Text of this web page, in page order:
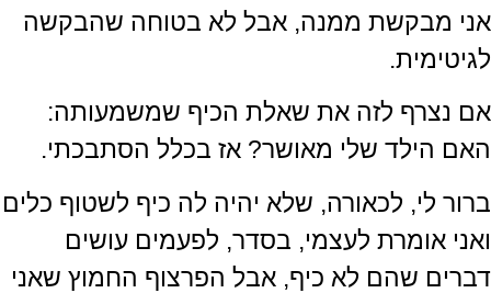
אני מבקשת ממנה, אבל לא בטוחה שהבקשה
לגיטימית.
אם נצרף לזה את שאלת הכיף שמשמעותה:
האם הילד שלי מאושר? אז בכלל הסתבכתי.
ברור לי, לכאורה, שלא יהיה לה כיף לשטוף כלים
ואני אומרת לעצמי, בסדר, לפעמים עושים
דברים שהם לא כיף, אבל הפרצוף החמוץ שאני